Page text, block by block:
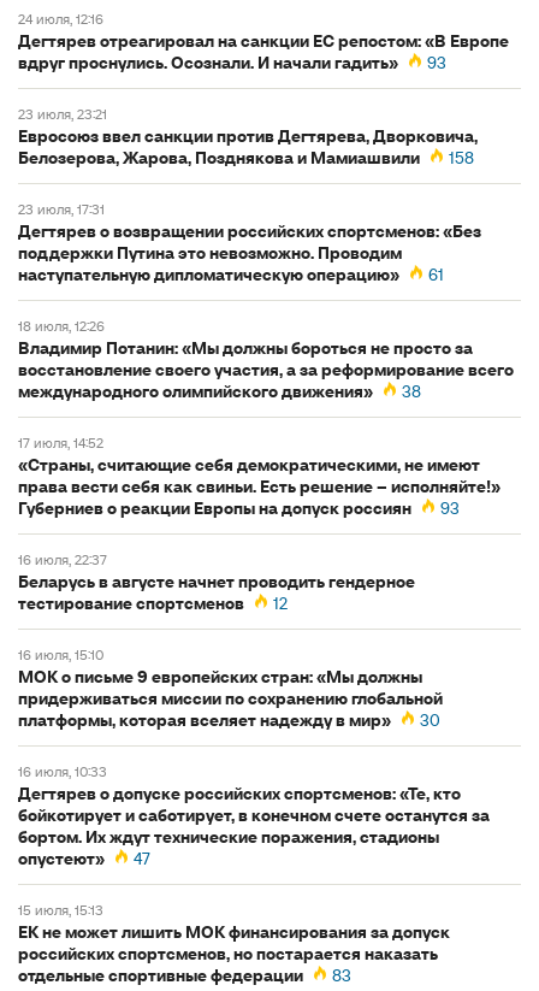
24 июля, 12:16
Дегтярев отреагировал на санкции ЕС репостом: «В Европе
вдруг проснулись. Осознали. И начали гадить»
93
23 июля, 23:21
Евросоюз ввел санкции против Дегтярева, Дворковича,
Белозерова, Жарова, Позднякова и Мамиашвили
158
23 июля, 17:31
Дегтярев о возвращении российских спортсменов: «Без
поддержки Путина это невозможно. Проводим
наступательную дипломатическую операцию»
61
18 июля, 12:26
Владимир Потанин: «Мы должны бороться не просто за
восстановление своего участия, а за реформирование всего
международного олимпийского движения»
38
17 июля, 14:52
«Страны, считающие себя демократическими, не имеют
права вести себя как свиньи. Есть решение – исполняйте!»
Губерниев о реакции Европы на допуск россиян
93
16 июля, 22:37
Беларусь в августе начнет проводить гендерное
тестирование спортсменов
12
16 июля, 15:10
МОК о письме 9 европейских стран: «Мы должны
придерживаться миссии по сохранению глобальной
платформы, которая вселяет надежду в мир»
30
16 июля, 10:33
Дегтярев о допуске российских спортсменов: «Те, кто
бойкотирует и саботирует, в конечном счете останутся за
бортом. Их ждут технические поражения, стадионы
опустеют»
47
15 июля, 15:13
ЕК не может лишить МОК финансирования за допуск
российских спортсменов, но постарается наказать
отдельные спортивные федерации
83